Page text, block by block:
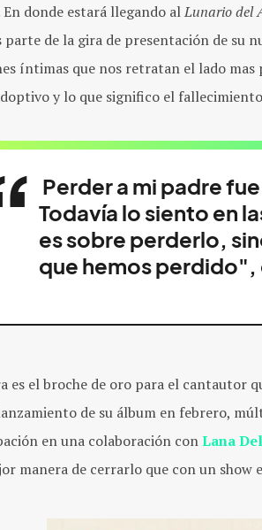
En donde estará llegando alLunario del
parte de la gira de presentación de su
íntimas que nos retratan el lado
y lo que significo el
Perder a mi padre
Todavía lo siento en
es sobre perderlo,
que hemos perdido",
es el broche de oro para el cantautor
de su álbum en febrero,
en una colaboración conLana
manera de cerrarlo que con un show